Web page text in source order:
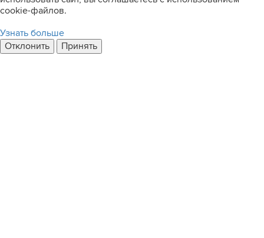
cookie-файлов.
Узнать больше
Отклонить
Принять